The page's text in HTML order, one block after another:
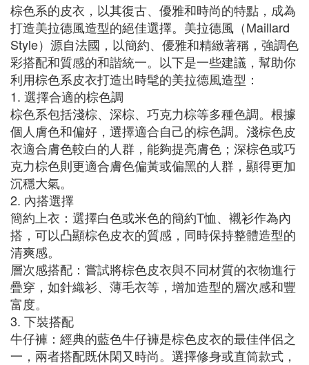
棕色系的皮衣，以其復古、優雅和時尚的特點，成為
打造美拉德風造型的絕佳選擇。美拉德風（Maillard
Style）源自法國，以簡約、優雅和精緻著稱，強調色
彩搭配和質感的和諧統一。以下是一些建議，幫助你
利用棕色系皮衣打造出時髦的美拉德風造型：
1. 選擇合適的棕色調
棕色系包括淺棕、深棕、巧克力棕等多種色調。根據
個人膚色和偏好，選擇適合自己的棕色調。淺棕色皮
衣適合膚色較白的人群，能夠提亮膚色；深棕色或巧
克力棕色則更適合膚色偏黃或偏黑的人群，顯得更加
沉穩大氣。
2. 內搭選擇
簡約上衣：選擇白色或米色的簡約T恤、襯衫作為內
搭，可以凸顯棕色皮衣的質感，同時保持整體造型的
清爽感。
層次感搭配：嘗試將棕色皮衣與不同材質的衣物進行
疊穿，如針織衫、薄毛衣等，增加造型的層次感和豐
富度。
3. 下裝搭配
牛仔褲：經典的藍色牛仔褲是棕色皮衣的最佳伴侶之
一，兩者搭配既休閑又時尚。選擇修身或直筒款式，